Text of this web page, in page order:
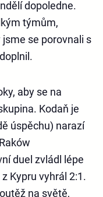
dopoledne.
týmům,
se porovnali s
aby se na
Kodaň je
úspěchu) narazí
duel zvládl lépe
Kypru vyhrál 2:1.
na světě,